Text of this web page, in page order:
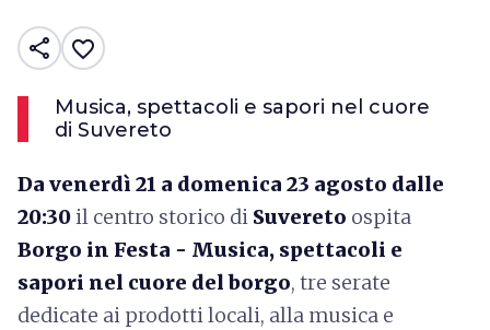
share favorite_border
Musica, spettacoli e sapori nel cuore
di Suvereto
Da venerdì 21 a domenica 23 agosto dalle
20:30il centro storico di Suvereto ospita
Borgo in Festa - Musica, spettacoli e
sapori nel cuore del borgo, tre serate
dedicate ai prodotti locali, alla musica e